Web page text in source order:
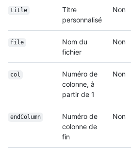
title
Titre
personnalisé
Non
file
Nom du
fichier
Non
col
Numéro de
colonne, à
partir de 1
Non
endColumn
Numéro de
colonne de
fin
Non